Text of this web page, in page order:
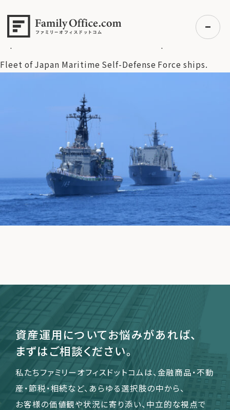
ご利用の流れ・プラン
事例紹介
エキスパート一覧
無料講座
コラム
利用者の声
無料ご相談 ログイン
ファミリーオフィスとは
関連書籍
メールマガジン登録
よくある質問
の新時代？防衛・核融合・宇宙関連が急騰した理由
> Fleet of
Fleet of Japan Maritime Self-Defense Force ships.
資産運用についてお悩みがあれば、
まずはご相談ください。
私たちファミリーオフィスドットコムは、金融商品・不動
産・節税・相続など、あらゆる選択肢の中から、
お客様の価値観や状況に寄り添い、中立的な視点で